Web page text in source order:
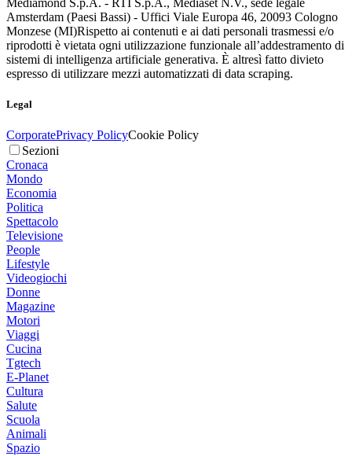
Amsterdam (Paesi Bassi) - Uffici Viale Europa 46, 20093 Cologno
Monzese (MI)Rispetto ai contenuti e ai dati personali trasmessi e/o
riprodotti è vietata ogni utilizzazione funzionale all’addestramento di
sistemi di intelligenza artificiale generativa. È altresì fatto divieto
espresso di utilizzare mezzi automatizzati di data scraping.
Legal
CorporatePrivacy PolicyCookie Policy
Sezioni
Cronaca
Mondo
Economia
Politica
Spettacolo
Televisione
People
Lifestyle
Videogiochi
Donne
Magazine
Motori
Viaggi
Cucina
Tgtech
E-Planet
Cultura
Salute
Scuola
Animali
Spazio